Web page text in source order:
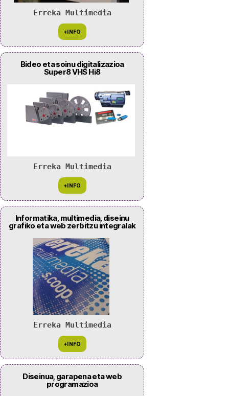
Erreka Multimedia
Bideo eta soinu digitalizazioa
Super8 VHS Hi8
Erreka Multimedia
Informatika, multimedia, diseinu
grafiko eta web zerbitzu integralak
Erreka Multimedia
Diseinua, garapena eta web
programazioa